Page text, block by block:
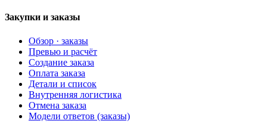
Закупки и заказы
Обзор · заказы
Превью и расчёт
Создание заказа
Оплата заказа
Детали и список
Внутренняя логистика
Отмена заказа
Модели ответов (заказы)